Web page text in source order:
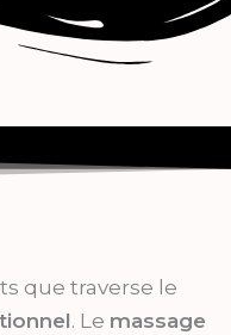
que traverse le
. Le massage